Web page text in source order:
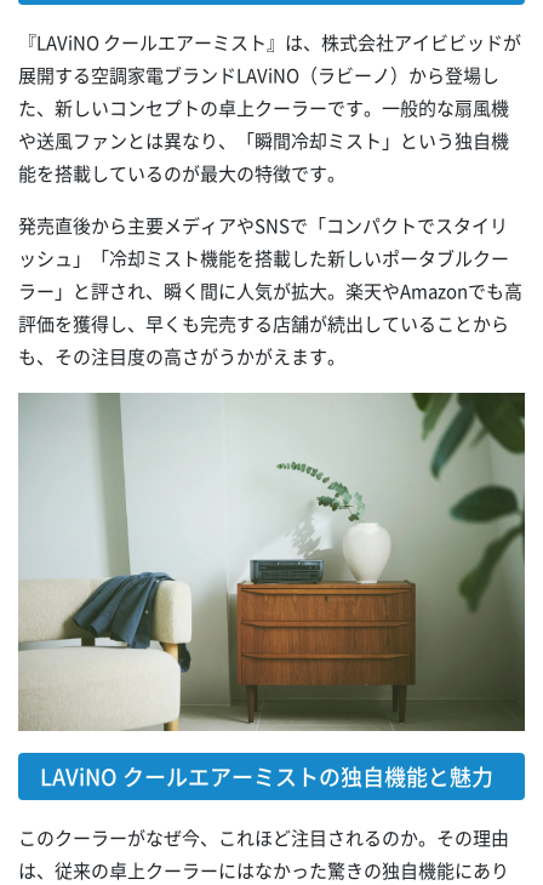
『LAViNO クールエアーミスト』は、株式会社アイビビッドが
展開する空調家電ブランドLAViNO（ラビーノ）から登場し
た、新しいコンセプトの卓上クーラーです。一般的な扇風機
や送風ファンとは異なり、「瞬間冷却ミスト」という独自機
能を搭載しているのが最大の特徴です。
発売直後から主要メディアやSNSで「コンパクトでスタイリ
ッシュ」「冷却ミスト機能を搭載した新しいポータブルクー
ラー」と評され、瞬く間に人気が拡大。楽天やAmazonでも高
評価を獲得し、早くも完売する店舗が続出していることから
も、その注目度の高さがうかがえます。
LAViNO クールエアーミストの独自機能と魅力
このクーラーがなぜ今、これほど注目されるのか。その理由
は、従来の卓上クーラーにはなかった驚きの独自機能にあり